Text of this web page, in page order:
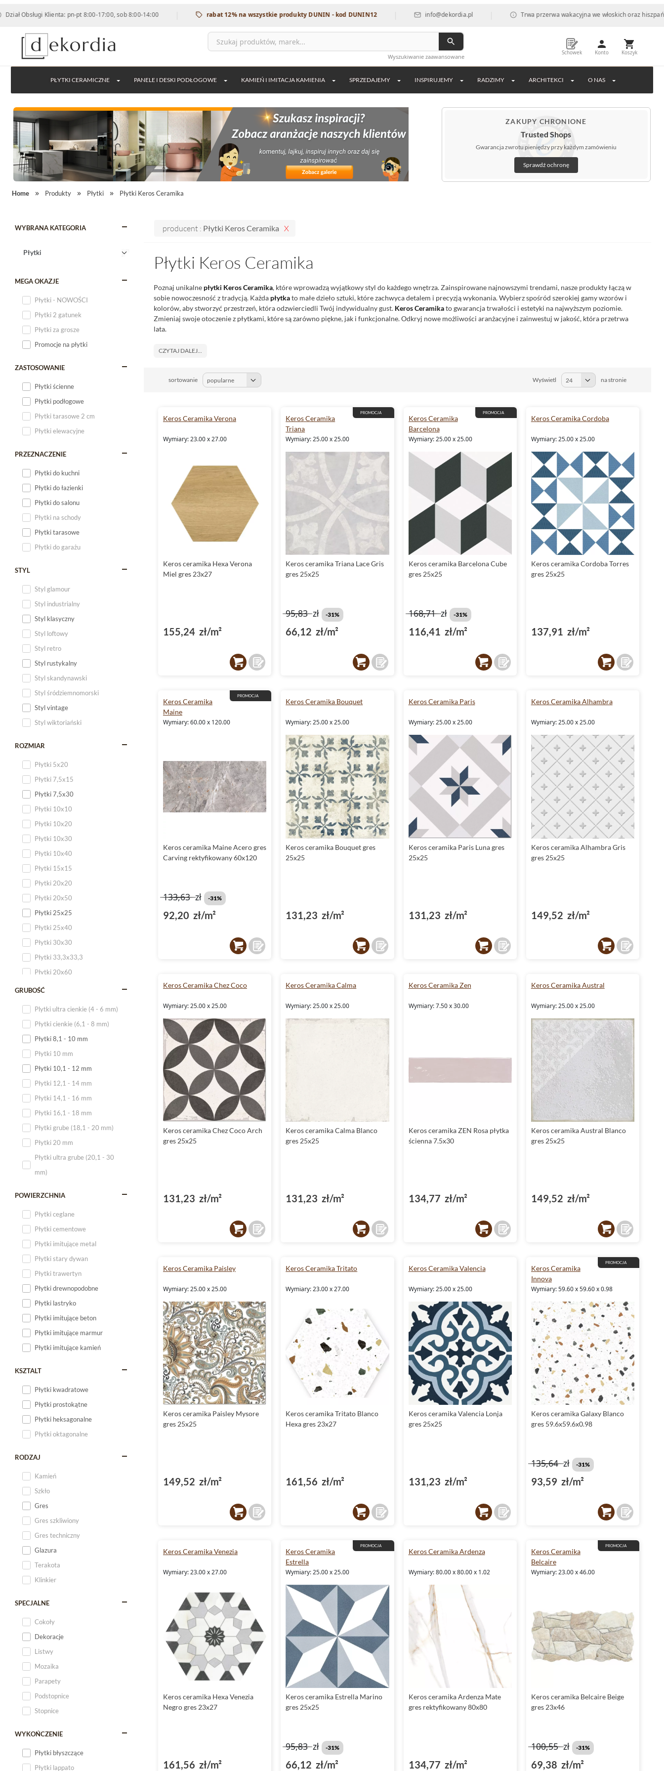
Klienta: pn-pt 8:00-17:00, sob 8:00-14:00 | rabat 12% na wszystkie produkty DUNIN - kod DUNIN12 | info@dekordia.pl | Trwa przerwa wakacyjna we włoskich oraz hiszpańskich
Wyszukiwanie zaawansowane
Schowek Konto Koszyk
PŁYTKI CERAMICZNE PANELE I DESKI PODŁOGOWE KAMIEŃ I IMITACJA KAMIENIA SPRZEDAJEMY INSPIRUJEMY RADZIMY ARCHITEKCI O NAS
ZAKUPY CHRONIONE
Trusted Shops
Gwarancja zwrotu pieniędzy przy każdym zamówieniu
Sprawdź ochronę
Home Produkty Płytki Płytki Keros Ceramika
WYBRANA KATEGORIA
MEGA OKAZJE
Płytki - NOWOŚCI
Płytki 2 gatunek
Płytki za grosze
Promocje na płytki
ZASTOSOWANIE
Płytki ścienne
Płytki podłogowe
Płytki tarasowe 2 cm
Płytki elewacyjne
PRZEZNACZENIE
Płytki do kuchni
Płytki do łazienki
Płytki do salonu
Płytki na schody
Płytki tarasowe
Płytki do garażu
STYL
Styl glamour
Styl industrialny
Styl klasyczny
Styl loftowy
Styl retro
Styl rustykalny
Styl skandynawski
Styl śródziemnomorski
Styl vintage
Styl wiktoriański
ROZMIAR
Płytki 5x20
Płytki 7,5x15
Płytki 7,5x30
Płytki 10x10
Płytki 10x20
Płytki 10x30
Płytki 10x40
Płytki 15x15
Płytki 20x20
Płytki 20x50
Płytki 25x25
Płytki 25x40
Płytki 30x30
Płytki 33,3x33,3
Płytki 20x60
Płytki 20x120
Płytki małe
GRUBOŚĆ
Plytki ultra cienkie (4 - 6 mm)
Płytki cienkie (6,1 - 8 mm)
Płytki 8,1 - 10 mm
Płytki 10 mm
Płytki 10,1 - 12 mm
Płytki 12,1 - 14 mm
Płytki 14,1 - 16 mm
Płytki 16,1 - 18 mm
Płytki grube (18,1 - 20 mm)
Płytki 20 mm
Płytki ultra grube (20,1 - 30
mm)
POWIERZCHNIA
Płytki ceglane
Płytki cementowe
Płytki imitujące metal
Płytki stary dywan
Płytki trawertyn
Płytki drewnopodobne
Płytki lastryko
Płytki imitujące beton
Płytki imitujące marmur
Płytki imitujące kamień
KSZTALT
Płytki kwadratowe
Płytki prostokątne
Płytki heksagonalne
Płytki oktagonalne
RODZAJ
Kamień
Szkło
Gres
Gres szkliwiony
Gres techniczny
Glazura
Terakota
Klinkier
SPECJALNE
Cokoły
Dekoracje
Listwy
Mozaika
Parapety
Podstopnice
Stopnice
WYKOŃCZENIE
Płytki błyszczące
Płytki lappato
producent : Płytki Keros Ceramika
Płytki Keros Ceramika
Poznaj unikalne płytki Keros Ceramika, które wprowadzą wyjątkowy styl do każdego wnętrza. Zainspirowane najnowszymi trendami, nasze produkty łączą w
sobie nowoczesność z tradycją. Każda płytkato małe dzieło sztuki, które zachwyca detalem i precyzją wykonania. Wybierz spośród szerokiej gamy wzorów i
kolorów, aby stworzyć przestrzeń, która odzwierciedli Twój indywidualny gust. Keros Ceramikato gwarancja trwałości i estetyki na najwyższym poziomie.
Zmieniaj swoje otoczenie z płytkami, które są zarówno piękne, jak i funkcjonalne. Odkryj nowe możliwości aranżacyjne i zainwestuj w jakość, która przetrwa
lata.
CZYTAJ DALEJ...
sortowanie Wyświetl na stronie
Keros Ceramika Verona
Wymiary: 23.00 x 27.00
Keros ceramika Hexa Verona
Miel gres 23x27
155,24 zł/m²
PROMOCJA
Keros Ceramika
Triana
Wymiary: 25.00 x 25.00
Keros ceramika Triana Lace Gris
gres 25x25
95,83zł -31%
66,12 zł/m²
PROMOCJA
Keros Ceramika
Barcelona
Wymiary: 25.00 x 25.00
Keros ceramika Barcelona Cube
gres 25x25
168,71zł -31%
116,41 zł/m²
Keros Ceramika Cordoba
Wymiary: 25.00 x 25.00
Keros ceramika Cordoba Torres
gres 25x25
137,91 zł/m²
PROMOCJA
Keros Ceramika
Maine
Wymiary: 60.00 x 120.00
Keros ceramika Maine Acero gres
Carving rektyfikowany 60x120
133,63zł -31%
92,20 zł/m²
Keros Ceramika Bouquet
Wymiary: 25.00 x 25.00
Keros ceramika Bouquet gres
25x25
131,23 zł/m²
Keros Ceramika Paris
Wymiary: 25.00 x 25.00
Keros ceramika Paris Luna gres
25x25
131,23 zł/m²
Keros Ceramika Alhambra
Wymiary: 25.00 x 25.00
Keros ceramika Alhambra Gris
gres 25x25
149,52 zł/m²
Keros Ceramika Chez Coco
Wymiary: 25.00 x 25.00
Keros ceramika Chez Coco Arch
gres 25x25
131,23 zł/m²
Keros Ceramika Calma
Wymiary: 25.00 x 25.00
Keros ceramika Calma Blanco
gres 25x25
131,23 zł/m²
Keros Ceramika Zen
Wymiary: 7.50 x 30.00
Keros ceramika ZEN Rosa płytka
ścienna 7.5x30
134,77 zł/m²
Keros Ceramika Austral
Wymiary: 25.00 x 25.00
Keros ceramika Austral Blanco
gres 25x25
149,52 zł/m²
Keros Ceramika Paisley
Wymiary: 25.00 x 25.00
Keros ceramika Paisley Mysore
gres 25x25
149,52 zł/m²
Keros Ceramika Tritato
Wymiary: 23.00 x 27.00
Keros ceramika Tritato Blanco
Hexa gres 23x27
161,56 zł/m²
Keros Ceramika Valencia
Wymiary: 25.00 x 25.00
Keros ceramika Valencia Lonja
gres 25x25
131,23 zł/m²
PROMOCJA
Keros Ceramika
Innova
Wymiary: 59.60 x 59.60 x 0.98
Keros ceramika Galaxy Blanco
gres 59.6x59.6x0.98
135,64zł -31%
93,59 zł/m²
Keros Ceramika Venezia
Wymiary: 23.00 x 27.00
Keros ceramika Hexa Venezia
Negro gres 23x27
161,56 zł/m²
PROMOCJA
Keros Ceramika
Estrella
Wymiary: 25.00 x 25.00
Keros ceramika Estrella Marino
gres 25x25
95,83zł -31%
66,12 zł/m²
Keros Ceramika Ardenza
Wymiary: 80.00 x 80.00 x 1.02
Keros ceramika Ardenza Mate
gres rektyfikowany 80x80
134,77 zł/m²
PROMOCJA
Keros Ceramika
Belcaire
Wymiary: 23.00 x 46.00
Keros ceramika Belcaire Beige
gres 23x46
100,55zł -31%
69,38 zł/m²